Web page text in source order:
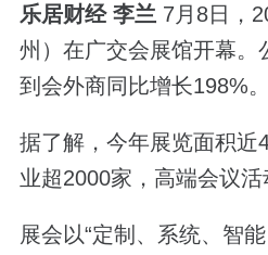
乐居财经 李兰 7月8日，
州）在广交会展馆开幕。
到会外商同比增长198%。
据了解，今年展览面积近
业超2000家，高端会议活
展会以“定制、系统、智